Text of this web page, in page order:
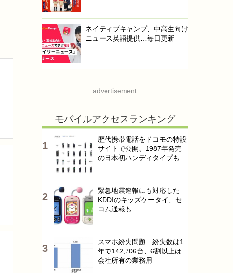
ネイティブキャンプ、中高生向け
ニュース英語提供…毎日更新
advertisement
モバイルアクセスランキング
歴代携帯電話をドコモの特設
サイトで公開、1987年発売
の日本初ハンディタイプも
緊急地震速報にも対応した
KDDIのキッズケータイ、セ
コム通報も
スマホ紛失問題…紛失数は1
年で142,706台、6割以上は
会社所有の業務用